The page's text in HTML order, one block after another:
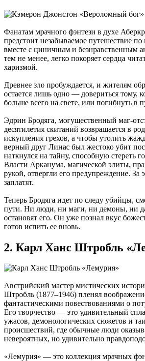
Фанатам мрачного фэнтези в духе
предстоит незабываемое путешествие
вместе с циничным и безнравственным
тем не менее, легко покоряет сердца
харизмой.
Древнее зло пробуждается, и жителям
остается лишь одно — довериться тому,
больше всего на свете, или погибнуть в
Эдрин Бродяга, могущественный маг-
десятилетия скитаний возвращается в
искупления грехов, а чтобы утолить
верный друг Линас был жестоко убит
наткнулся на тайну, способную стереть
Власти Арканума, магической элиты,
рукой, отвергли его предупреждение. За
заплатят.
Теперь Бродяга идет по следу убийцы,
пути. Ни люди, ни маги, ни демоны, ни
остановят его. Он уже познал вкус
готов испить ее вновь.
2. Карл Ханс Штробль
Австрийский мастер мистических
Штробль (1877–1946) пленял
фантастическими повествованиями о
Его творчество — это удивительный
ужасов, демонологических сюжетов и
происшествий, где обычные люди
невероятных, но удивительно
«Лемурия» — это коллекция мрачных